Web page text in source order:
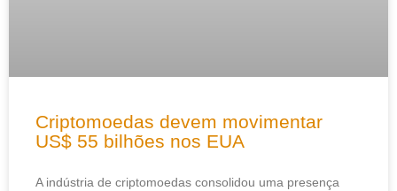
Criptomoedas devem movimentar
US$ 55 bilhões nos EUA
A indústria de criptomoedas consolidou uma presença